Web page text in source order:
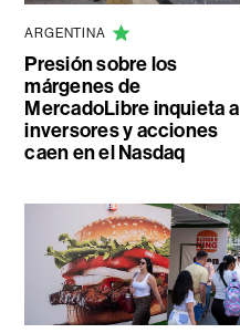
ARGENTINA
Presión sobre los
márgenes de
MercadoLibre inquieta a
inversores y acciones
caen en el Nasdaq